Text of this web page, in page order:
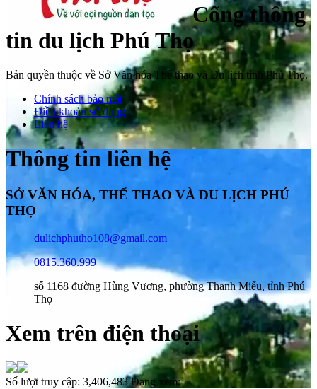
Cổng thông
tin du lịch Phú Thọ
Bản quyền thuộc về Sở Văn hóa Thể thao và Du lịch tỉnh Phú Thọ.
Chính sách bảo mật
Điều khoản sử dụng
Liên hệ
Thông tin liên hệ
SỞ VĂN HÓA, THỂ THAO VÀ DU LỊCH PHÚ
THỌ
dulichphutho108@gmail.com
0815.360.999
số 1168 đường Hùng Vương, phường Thanh Miếu, tỉnh Phú
Thọ
Xem trên điện thoại
Số lượt truy cập: 3,406,483Đang xem: